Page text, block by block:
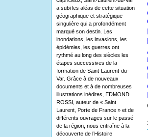
a subi les aléas de cette situation
géographique et stratégique
singulière qui a profondément
marqué son destin. Les
inondations, les invasions, les
épidémies, les guerres ont
rythmé au long des siècles les
étapes successives de la
formation de Saint-Laurent-du-
Var. Grâce à de nouveaux
documents et à de nombreuses
illustrations inédites, EDMOND
ROSSI, auteur de « Saint
Laurent, Porte de France » et de
différents ouvrages sur le passé
de la région, nous entraîne à la
découverte de l’Histoire